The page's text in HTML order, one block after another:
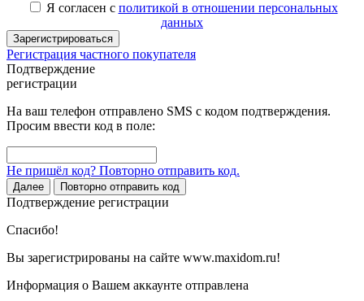
Я согласен с политикой в отношении персональных
данных
Зарегистрироваться
Регистрация частного покупателя
Подтверждение
регистрации
На ваш телефон отправлено SMS с кодом подтверждения.
Просим ввести код в поле:
Не пришёл код? Повторно отправить код.
Далее Повторно отправить код
Подтверждение регистрации
Спасибо!
Вы зарегистрированы на сайте www.maxidom.ru!
Информация о Вашем аккаунте отправлена